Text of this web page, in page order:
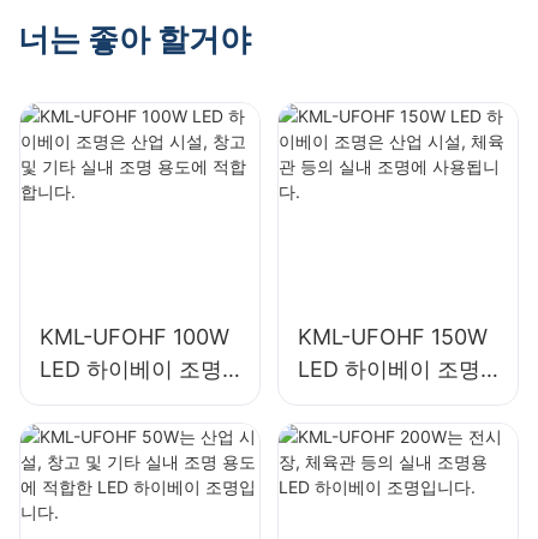
용됩니다.
너는 좋아 할거야
KML-UFOHF 100W
LED 하이베이 조명
은 산업 시설, 창고
및 기타 실내 조명 용
도에 적합합니다.
KML-UFOHF 150W
LED 하이베이 조명
은 산업 시설, 체육관
등의 실내 조명에 사
용됩니다.